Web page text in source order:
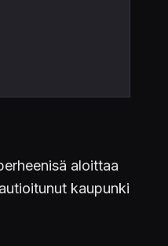
aloittaa
kaupunki